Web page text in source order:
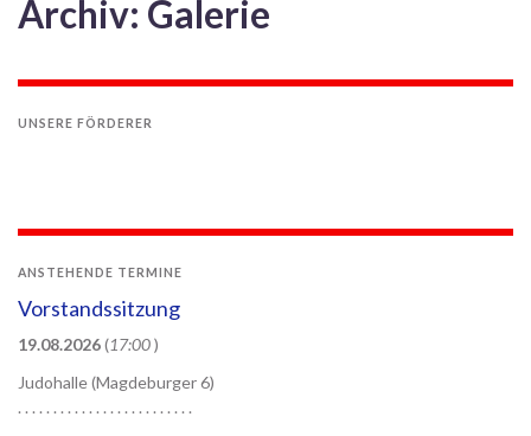
Archiv: Galerie
UNSERE FÖRDERER
ANSTEHENDE TERMINE
Vorstandssitzung
19.08.2026(17:00)
Judohalle (Magdeburger 6)
. . . . . . . . . . . . . . . . . . . . . . . . .